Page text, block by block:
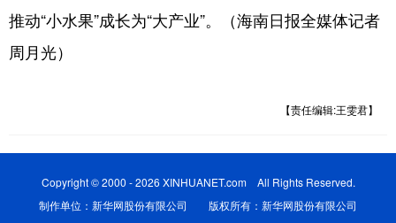
推动“小水果”成长为“大产业”。（海南日报全媒体记者
周月光）
【责任编辑:王雯君】
Copyright © 2000 - 2026 XINHUANET.com All Rights Reserved.
制作单位：新华网股份有限公司 版权所有：新华网股份有限公司